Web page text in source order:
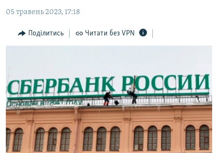
основної
навігації
Перейти
до
БЛОГИ
ПОГЛЯД
СПЕЦПРОЕКТИ
ДЕПОРТАЦІЯ
ВІДЕОУРОКИ «ELIFBE»
СВІДЧЕННЯ ОКУПАЦІЇ
ЯК ОБІЙТИ БЛОКУВАННЯ
Русский
Qırımtatar
05 травень 2023, 17:18
Поділитись Читати без VPN